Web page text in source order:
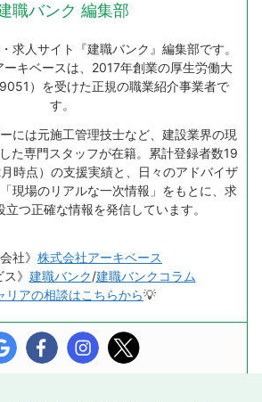
職バンク 編集部
求人サイト『建職バンク』編集部です。
キベースは、2017年創業の厚生労働大
）を受けた正規の職業紹介事業者で
す。
には元施工管理技士など、建設業界の現
た専門スタッフが在籍。累計登録者数19
時点）の支援実績と、日々のアドバイザ
現場のリアルな一次情報」をもとに、求
つ正確な情報を発信しています。
社》 株式会社アーキベース
》 建職バンク/建職バンクコラム
リアの相談はこちらから💡